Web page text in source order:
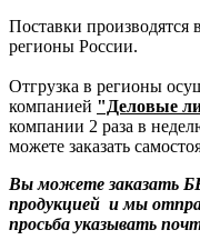
Поставки
регионы России.
Отгрузка в регионы
компанией "Деловые
компании 2 раза в
можете заказать
Вы можете заказать
продукцией и мы
просьба указывать